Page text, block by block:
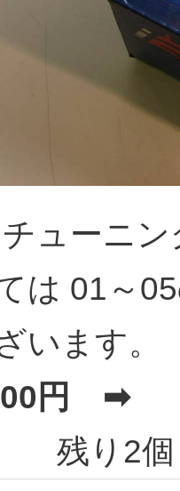
ューニ
は 01～
います。
円 ➡
残り2個